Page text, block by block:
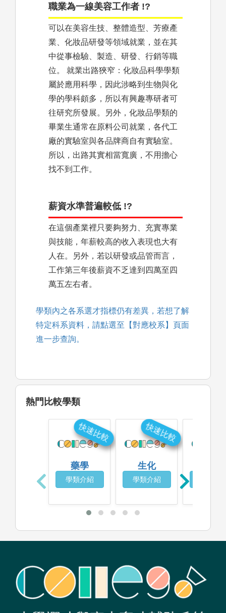
職業為一線美容工作者 !?
可以在美容生技、整體造型、芳療產
業、化妝品研發等領域就業，並在其
中從事檢驗、製造、研發、行銷等職
位。 就業出路狹窄：化妝品科學學類
屬於應用科學，因此涉略到生物與化
學的學科頗多，所以有興趣專研者可
往研究所發展。另外，化妝品學類的
畢業生通常在原料公司就業，各代工
廠的實驗室與各品牌商自有實驗室。
所以，出路其實相當寬廣，不用擔心
找不到工作。
薪資水準普遍較低 !?
在這個產業裡只要夠努力、充實專業
與技能，年薪較高的收入表現也大有
人在。另外，若以研發或品管而言，
工作第三年後薪資不乏達到四萬至四
萬五左右者。
學類內之各系選才指標仍有差異，若想了解
特定科系資料，請點選至【對應校系】頁面
進一步查詢。
熱門比較學類
藥學
學類介紹
快速比較
生化
學類介紹
快速比較